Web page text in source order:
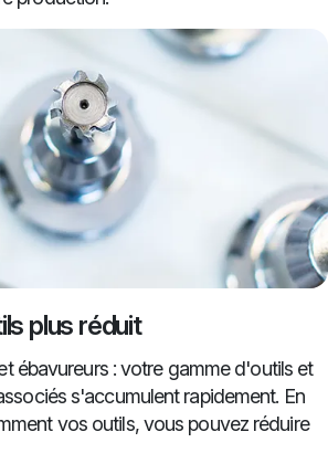
plus réduit
ébavureurs : votre gamme d'outils et
s'accumulent rapidement. En
vos outils, vous pouvez réduire